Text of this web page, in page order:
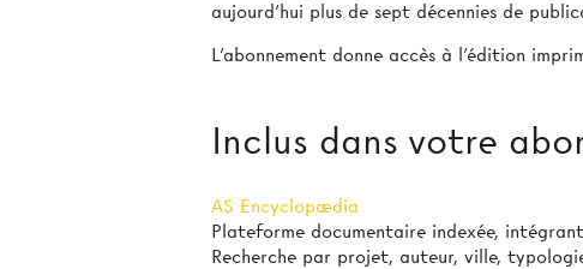
aujourd’hui plus de sept décennies de
L’abonnement donne accès à l'édition
Inclus dans votre
AS Encyclopædia
Plateforme documentaire indexée,
Recherche par projet, auteur, ville,